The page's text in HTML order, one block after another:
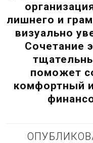
лишнего и
визуально
Сочетание
поможет
комфортный